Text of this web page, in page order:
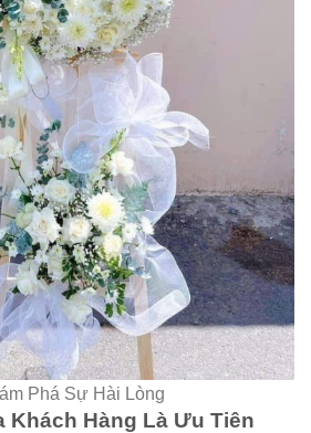
Phá Sự Hài Lòng
Khách Hàng Là Ưu Tiên